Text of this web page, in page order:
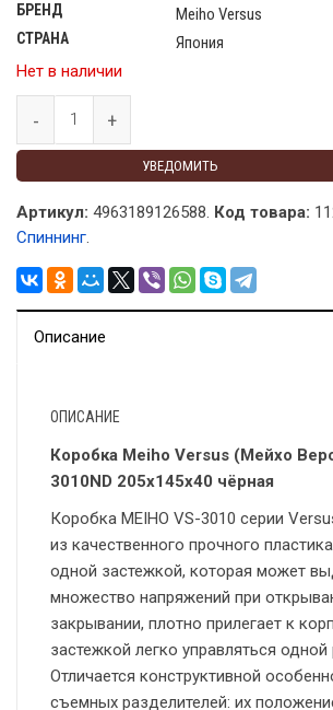
БРЕНД Meiho Versus
СТРАНА
Япония
Нет в наличии
УВЕДОМИТЬ
Артикул: 4963189126588. Код товара:
Спиннинг.
Описание
ОПИСАНИЕ
Коробка Meiho Versus (Мейхо
3010ND 205x145x40 чёрная
Коробка MEIHO VS-3010 серии
из качественного прочного
одной застежкой, которая может
множество напряжений при
закрывании, плотно прилегает к
застежкой легко управляться одной
Отличается конструктивной
съемных разделителей: их